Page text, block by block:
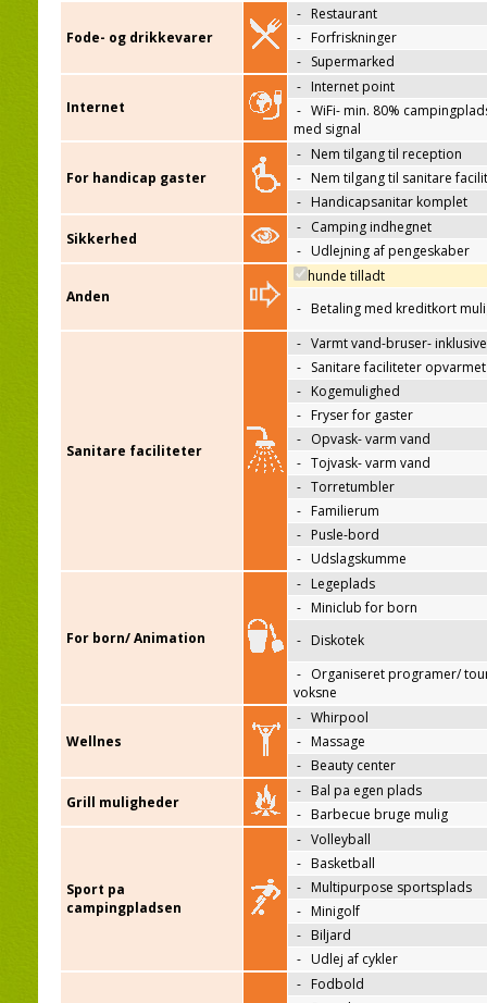
Fode- og drikkevarer
- Restaurant
- Forfriskninger
- Supermarked
Internet
- Internet point
- WiFi- min. 80%
med signal
For handicap gaster
- Nem tilgang til reception
- Nem tilgang til sanitare
- Handicapsanitar komplet
Sikkerhed
- Camping indhegnet
- Udlejning af pengeskaber
Anden
hunde tilladt
- Betaling med kreditkort
Sanitare faciliteter
- Varmt vand-bruser- inklusive
- Sanitare faciliteter opvarmet
- Kogemulighed
- Fryser for gaster
- Opvask- varm vand
- Tojvask- varm vand
- Torretumbler
- Familierum
- Pusle-bord
- Udslagskumme
For born/ Animation
- Legeplads
- Miniclub for born
- Diskotek
- Organiseret programer/
voksne
Wellnes
- Whirpool
- Massage
- Beauty center
Grill muligheder
- Bal pa egen plads
- Barbecue bruge mulig
Sport pa
campingpladsen
- Volleyball
- Basketball
- Multipurpose sportsplads
- Minigolf
- Biljard
- Udlej af cykler
- Fodbold